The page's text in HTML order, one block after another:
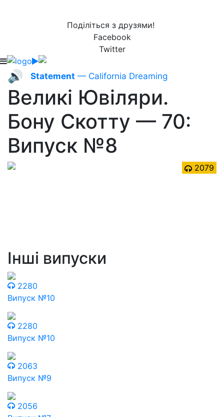
Поділіться з друзями!
Facebook
Twitter
🔊 Statement — California Dreaming
Великі Ювіляри.
Бону Скотту — 70:
Випуск №8
2079
Інші випуски
2280
Випуск №10
2280
Випуск №10
2063
Випуск №9
2056